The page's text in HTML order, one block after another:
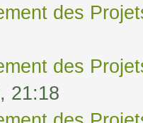
des
des
21:18